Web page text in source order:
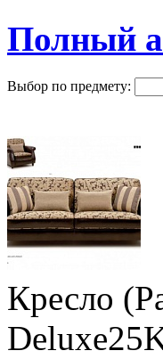
Полный
Выбор по предмету:
Кресло